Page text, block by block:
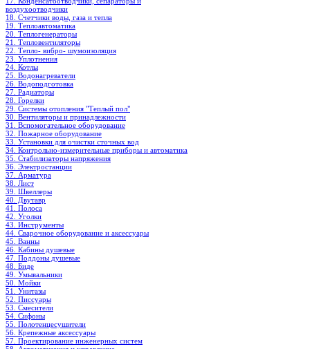
воздухоотводчики
18. Счетчики воды, газа и тепла
19. Теплоавтоматика
20. Теплогенераторы
21. Тепловентиляторы
22. Тепло- вибро- шумоизоляция
23. Уплотнения
24. Котлы
25. Водонагреватели
26. Водоподготовка
27. Радиаторы
28. Горелки
29. Системы отопления "Теплый пол"
30. Вентиляторы и принадлежности
31. Вспомогательное оборудование
32. Пожарное оборудование
33. Установки для очистки сточных вод
34. Контрольно-измерительные приборы и автоматика
35. Стабилизаторы напряжения
36. Электростанции
37. Арматура
38. Лист
39. Швеллеры
40. Двутавр
41. Полоса
42. Уголки
43. Инструменты
44. Сварочное оборудование и аксессуары
45. Ванны
46. Кабины душевые
47. Поддоны душевые
48. Биде
49. Умывальники
50. Мойки
51. Унитазы
52. Писсуары
53. Смесители
54. Сифоны
55. Полотенцесушители
56. Крепежные аксессуары
57. Проектирование инженерных систем